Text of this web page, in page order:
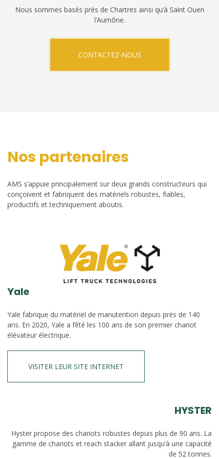
Nous sommes basés près de Chartres ainsi qu’à Saint Ouen
l’Aumône.
CONTACTEZ-NOUS
Nos partenaires
AMS s’appuie principalement sur deux grands constructeurs qui
conçoivent et fabriquent des matériels robustes, fiables,
productifs et techniquement aboutis.
Yale
Yale fabrique du matériel de manutention depuis près de 140
ans. En 2020, Yale a fêté les 100 ans de son premier chariot
élévateur électrique.
VISITER LEUR SITE INTERNET
HYSTER
Hyster propose des chariots robustes depuis plus de 90 ans. La
gamme de chariots et reach stacker allant jusqu’à une capacité
de 52 tonnes.